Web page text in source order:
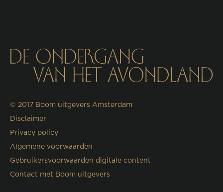
© 2017 Boom uitgevers Amsterdam
Disclaimer
Privacy policy
Algemene voorwaarden
Gebruikersvoorwaarden digitale content
Contact met Boom uitgevers